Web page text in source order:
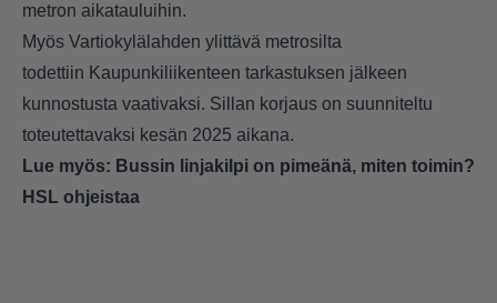
metron aikatauluihin.
Myös Vartiokylälahden ylittävä metrosilta
todettiin Kaupunkiliikenteen tarkastuksen jälkeen
kunnostusta vaativaksi. Sillan korjaus on suunniteltu
toteutettavaksi kesän 2025 aikana.
Lue myös: Bussin linjakilpi on pimeänä, miten toimin?
HSL ohjeistaa